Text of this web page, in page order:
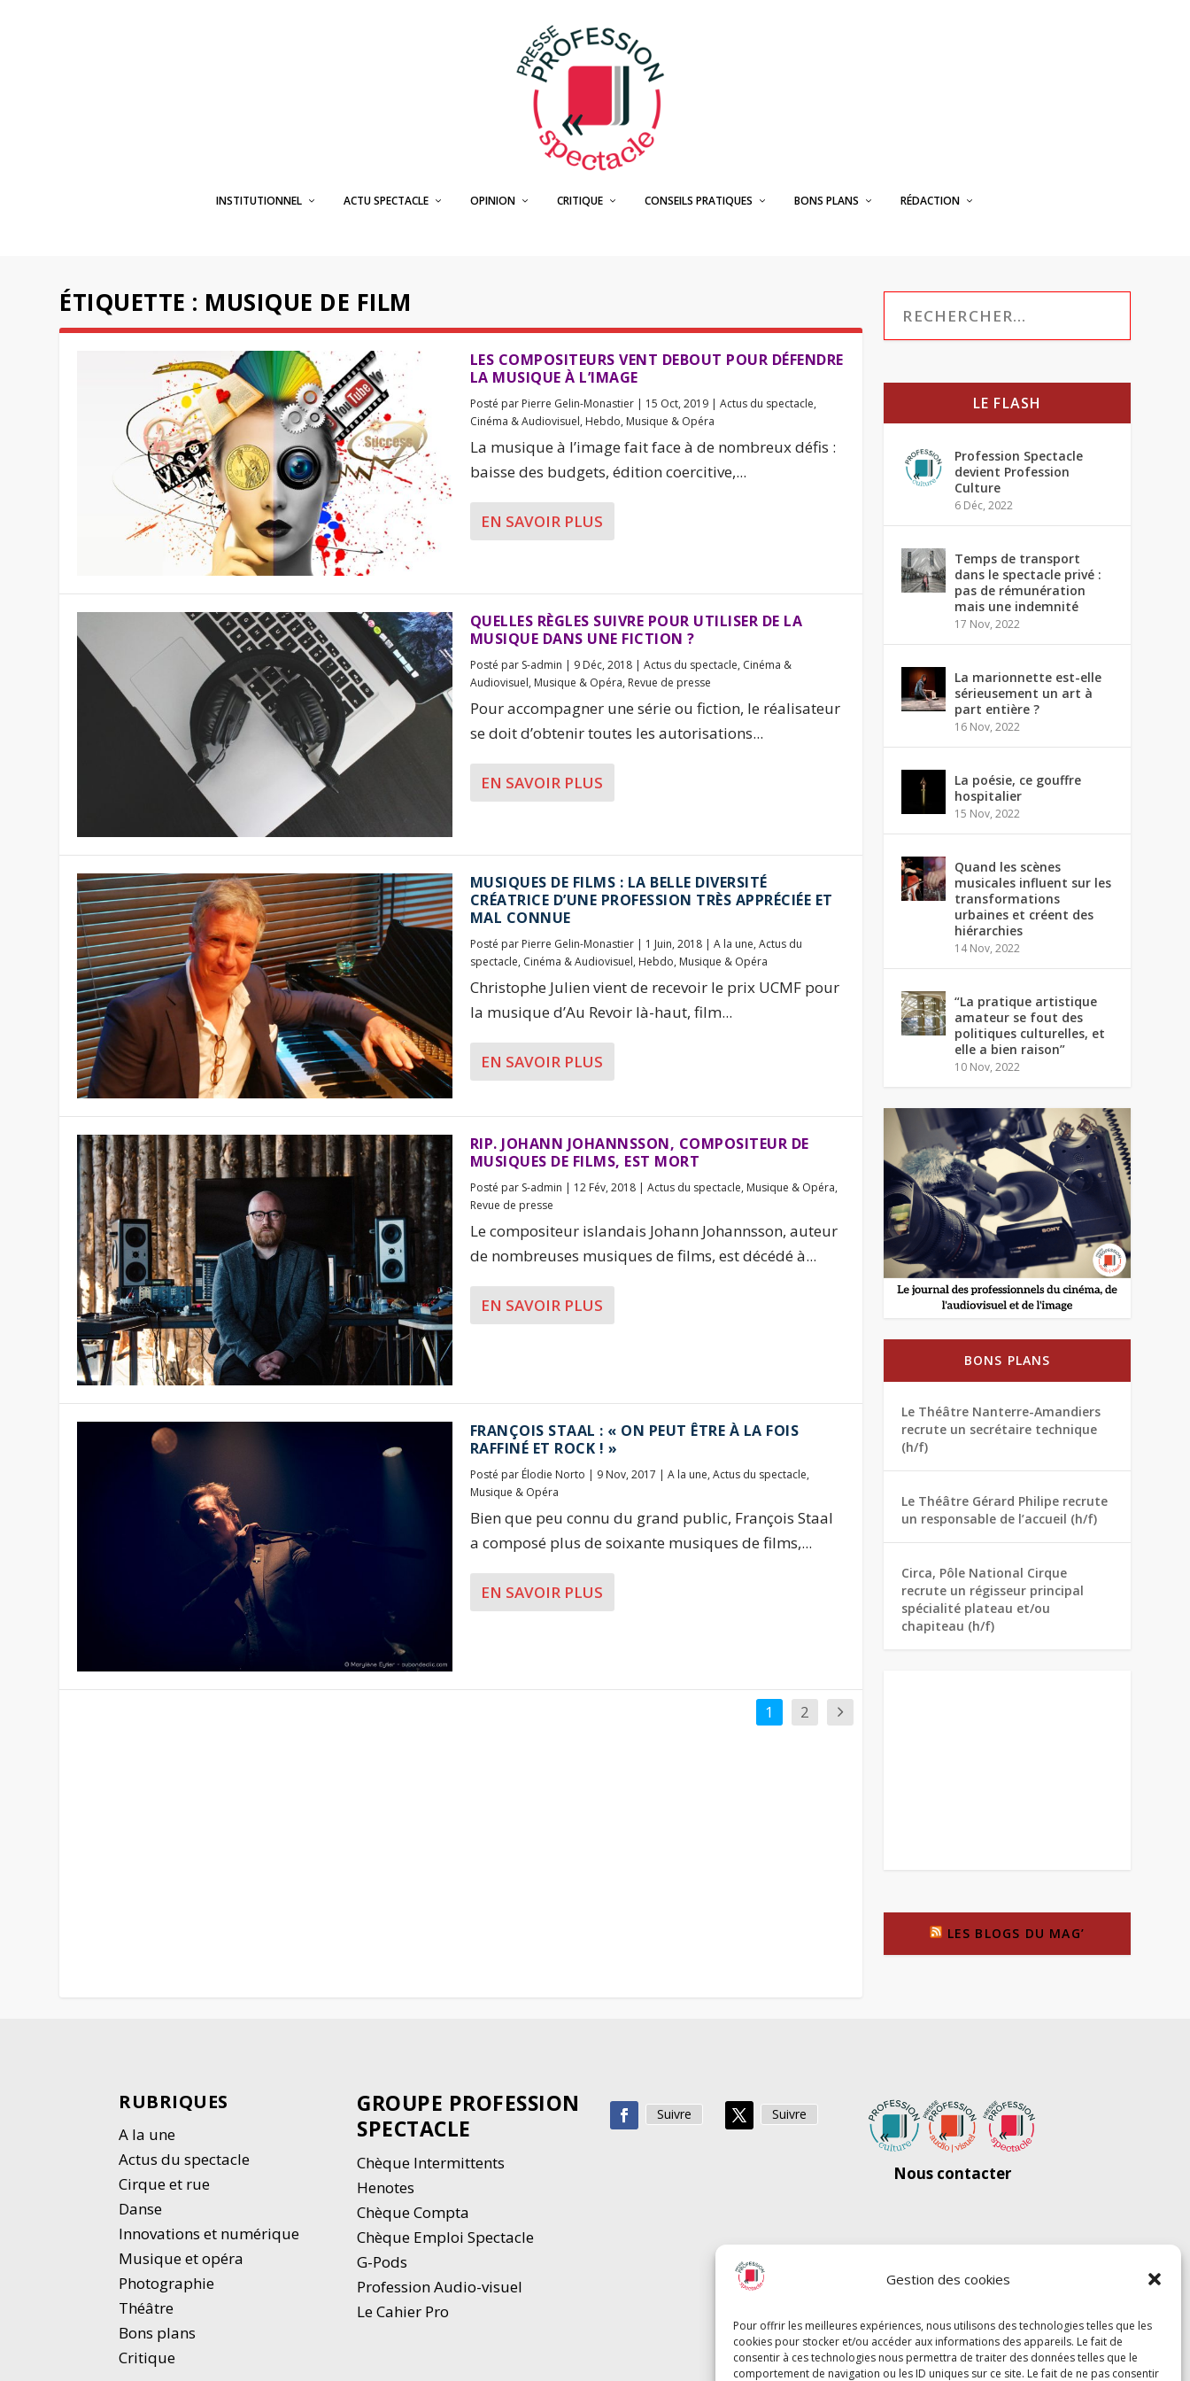
Gestion des cookies
Pour offrir les meilleures expériences, nous utilisons des technologies telles que les
cookies pour stocker et/ou accéder aux informations des appareils. Le fait de
consentir à ces technologies nous permettra de traiter des données telles que le
comportement de navigation ou les ID uniques sur ce site. Le fait de ne pas consentir
INSTITUTIONNEL ACTU SPECTACLE OPINION CRITIQUE CONSEILS PRATIQUES BONS PLANS RÉDACTION
ÉTIQUETTE : MUSIQUE DE FILM
LES COMPOSITEURS VENT DEBOUT POUR DÉFENDRE
LA MUSIQUE À L’IMAGE
Posté par Pierre Gelin-Monastier| 15 Oct, 2019| Actus du spectacle,
Cinéma & Audiovisuel, Hebdo, Musique & Opéra
La musique à l’image fait face à de nombreux défis :
baisse des budgets, édition coercitive,...
EN SAVOIR PLUS
QUELLES RÈGLES SUIVRE POUR UTILISER DE LA
MUSIQUE DANS UNE FICTION ?
Posté par S-admin | 9 Déc, 2018| Actus du spectacle, Cinéma &
Audiovisuel, Musique & Opéra, Revue de presse
Pour accompagner une série ou fiction, le réalisateur
se doit d’obtenir toutes les autorisations...
EN SAVOIR PLUS
MUSIQUES DE FILMS : LA BELLE DIVERSITÉ
CRÉATRICE D’UNE PROFESSION TRÈS APPRÉCIÉE ET
MAL CONNUE
Posté par Pierre Gelin-Monastier| 1 Juin, 2018| A la une, Actus du
spectacle, Cinéma & Audiovisuel, Hebdo, Musique & Opéra
Christophe Julien vient de recevoir le prix UCMF pour
la musique d’Au Revoir là-haut, film...
EN SAVOIR PLUS
RIP. JOHANN JOHANNSSON, COMPOSITEUR DE
MUSIQUES DE FILMS, EST MORT
Posté par S-admin | 12 Fév, 2018| Actus du spectacle, Musique & Opéra,
Revue de presse
Le compositeur islandais Johann Johannsson, auteur
de nombreuses musiques de films, est décédé à...
EN SAVOIR PLUS
FRANÇOIS STAAL : « ON PEUT ÊTRE À LA FOIS
RAFFINÉ ET ROCK ! »
Posté par Élodie Norto | 9 Nov, 2017 | A la une, Actus du spectacle,
Musique & Opéra
Bien que peu connu du grand public, François Staal
a composé plus de soixante musiques de films,...
EN SAVOIR PLUS
1 2
LE FLASH
Profession Spectacle
devient Profession
Culture
6 Déc, 2022
Temps de transport
dans le spectacle privé :
pas de rémunération
mais une indemnité
17 Nov, 2022
La marionnette est-elle
sérieusement un art à
part entière ?
16 Nov, 2022
La poésie, ce gouffre
hospitalier
15 Nov, 2022
Quand les scènes
musicales influent sur les
transformations
urbaines et créent des
hiérarchies
14 Nov, 2022
“La pratique artistique
amateur se fout des
politiques culturelles, et
elle a bien raison”
10 Nov, 2022
BONS PLANS
Le Théâtre Nanterre-Amandiers
recrute un secrétaire technique
(h/f)
Le Théâtre Gérard Philipe recrute
un responsable de l’accueil (h/f)
Circa, Pôle National Cirque
recrute un régisseur principal
spécialité plateau et/ou
chapiteau (h/f)
LES BLOGS DU MAG’
RUBRIQUES
A la une
Actus du spectacle
Cirque et rue
Danse
Innovations et numérique
Musique et opéra
Photographie
Théâtre
Bons plans
Critique
GROUPE PROFESSION
SPECTACLE
Chèque Intermittents
Henotes
Chèque Compta
Chèque Emploi Spectacle
G-Pods
Profession Audio-visuel
Le Cahier Pro
Suivre Suivre
Nous contacter